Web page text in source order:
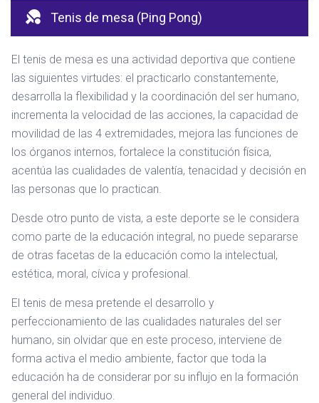
Tenis de mesa (Ping Pong)
El tenis de mesa es una actividad deportiva que contiene
las siguientes virtudes: el practicarlo constantemente,
desarrolla la flexibilidad y la coordinación del ser humano,
incrementa la velocidad de las acciones, la capacidad de
movilidad de las 4 extremidades, mejora las funciones de
los órganos internos, fortalece la constitución física,
acentúa las cualidades de valentía, tenacidad y decisión en
las personas que lo practican.​
Desde otro punto de vista, a este deporte se le considera
como parte de la educación integral, no puede separarse
de otras facetas de la educación como la intelectual,
estética, moral, cívica y profesional.
El tenis de mesa pretende el desarrollo y
perfeccionamiento de las cualidades naturales del ser
humano, sin olvidar que en este proceso, interviene de
forma activa el medio ambiente, factor que toda la
educación ha de considerar por su influjo en la formación
general del individuo.